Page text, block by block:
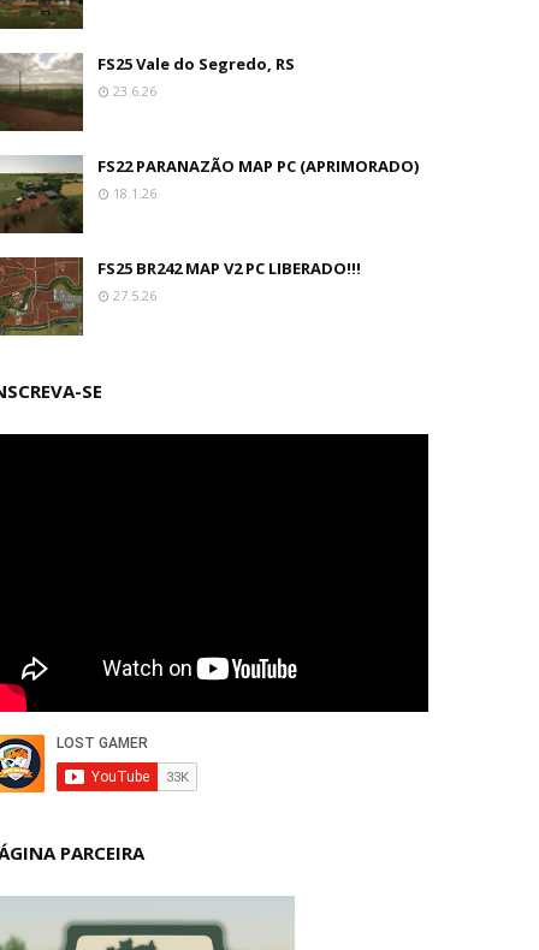
FS25 Vale do Segredo, RS
23.6.26
FS22 PARANAZÃO MAP PC (APRIMORADO)
18.1.26
FS25 BR242 MAP V2 PC LIBERADO!!!
27.5.26
SE
PARCEIRA